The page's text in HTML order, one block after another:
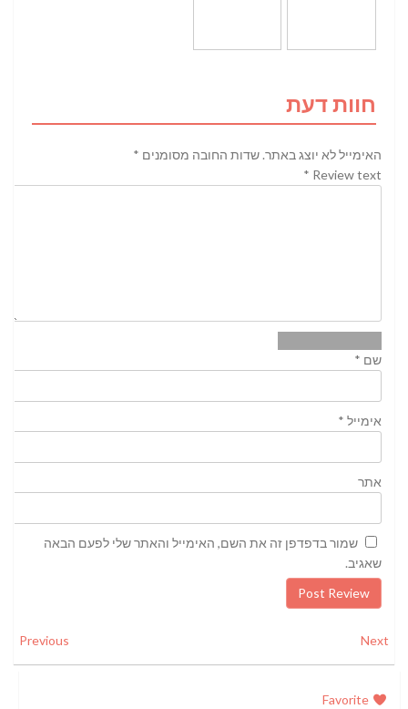
חוות דעת
האימייל לא יוצג באתר. שדות החובה מסומנים *
Review text
*
שם *
אימייל *
אתר
שמור בדפדפן זה את השם, האימייל והאתר שלי לפעם הבאה
שאגיב.
Previous Next
Favorite